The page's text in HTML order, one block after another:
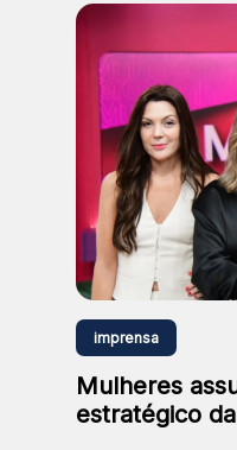
imprensa
Mulheres
estratégico